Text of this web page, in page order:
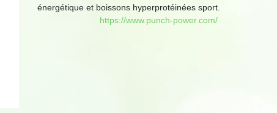
énergétique et boissons hyperprotéinées sport.
https://www.punch-power.com/